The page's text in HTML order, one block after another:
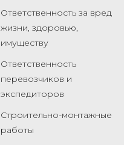
Ответственность за вред
жизни, здоровью,
имуществу
Ответственность
перевозчиков и
экспедиторов
Строительно-монтажные
работы